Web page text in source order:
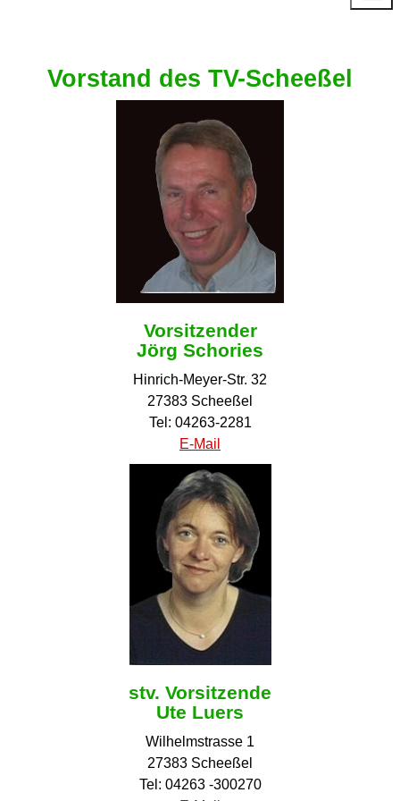
Vorstand des TV-Scheeßel
Vorsitzender
Jörg Schories
Hinrich-Meyer-Str. 32
27383 Scheeßel
Tel: 04263-2281
E-Mail
stv. Vorsitzende
Ute Luers
Wilhelmstrasse 1
27383 Scheeßel
Tel: 04263 -300270